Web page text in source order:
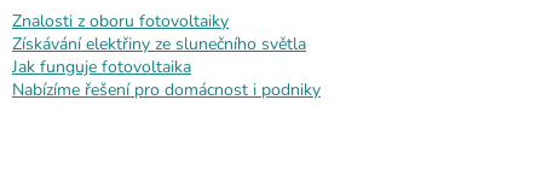
Znalosti z oboru fotovoltaiky
Získávání elektřiny ze slunečního světla
Jak funguje fotovoltaika
Nabízíme řešení pro domácnost i podniky